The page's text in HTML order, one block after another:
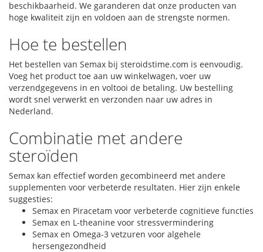
beschikbaarheid. We garanderen dat onze producten van
hoge kwaliteit zijn en voldoen aan de strengste normen.
Hoe te bestellen
Het bestellen van Semax bij steroidstime.com is eenvoudig.
Voeg het product toe aan uw winkelwagen, voer uw
verzendgegevens in en voltooi de betaling. Uw bestelling
wordt snel verwerkt en verzonden naar uw adres in
Nederland.
Combinatie met andere
steroïden
Semax kan effectief worden gecombineerd met andere
supplementen voor verbeterde resultaten. Hier zijn enkele
suggesties:
Semax en Piracetam voor verbeterde cognitieve functies
Semax en L-theanine voor stressvermindering
Semax en Omega-3 vetzuren voor algehele
hersengezondheid